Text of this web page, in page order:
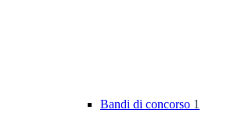
Bandi di concorso 1